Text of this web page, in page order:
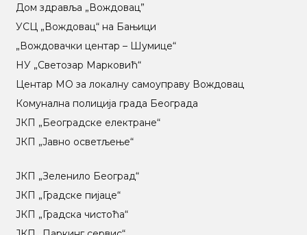
Дом здравља „Вождовац”
УСЦ „Вождовац“ на Бањици
„Вождовачки центар – Шумице“
НУ „Светозар Марковић“
Центар МO за локалну самоуправу Вождовац
Комунална полиција града Београда
ЈКП „Београдске електране“
ЈКП „Јавно осветљење“
ЈКП „Зеленило Београд“
ЈКП „Градске пијаце“
ЈКП „Градска чистоћа“